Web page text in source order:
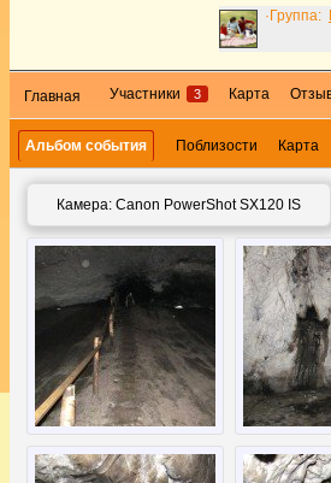
·Группа:
Главная Участники 3 Карта
Альбом события Поблизости Карта
Камера: Canon PowerShot SX120 IS